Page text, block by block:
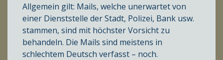
Allgemein gilt: Mails, welche unerwartet von
einer Dienststelle der Stadt, Polizei, Bank usw.
stammen, sind mit höchster Vorsicht zu
behandeln. Die Mails sind meistens in
schlechtem Deutsch verfasst – noch.